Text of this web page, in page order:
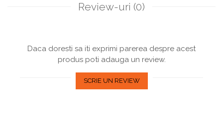
Review-uri (0)
Daca doresti sa iti exprimi parerea despre acest
produs poti adauga un review.
SCRIE UN REVIEW